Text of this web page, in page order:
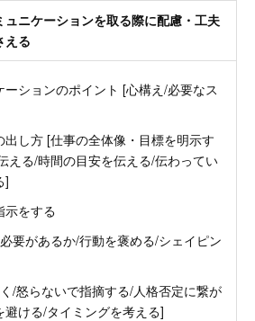
ュニケーションを取る際に配慮・工夫
える
ションのポイント [心構え/必要なス
出し方 [仕事の全体像・目標を明示す
える/時間の目安を伝える/伝わってい
]
示をする
要があるか/行動を褒める/シェイピン
/怒らないで指摘する/人格否定に繋が
避ける/タイミングを考える]